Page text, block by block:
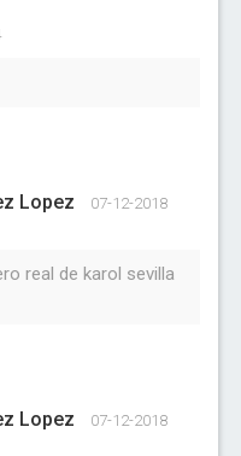
Lopez
07-12-2018
real de karol sevilla
Lopez
07-12-2018